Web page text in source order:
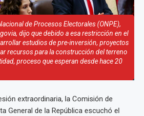
de Procesos Electorales (ONPE),
dijo que debido a esa restricción en el
estudios de pre-inversión, proyectos
recursos para la construcción del terreno
proceso que esperan desde hace 20
extraordinaria, la Comisión de
General de la República escuchó el